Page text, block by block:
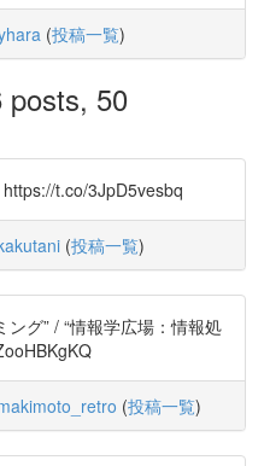
(投稿一覧)
posts, 50
t.co/3JpD5vesbq
(投稿一覧)
グ” / “情報学広場：情報処
(投稿一覧)